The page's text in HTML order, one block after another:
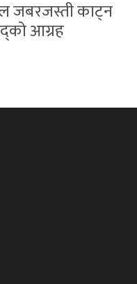
जबरजस्ती काट्न
आग्रह